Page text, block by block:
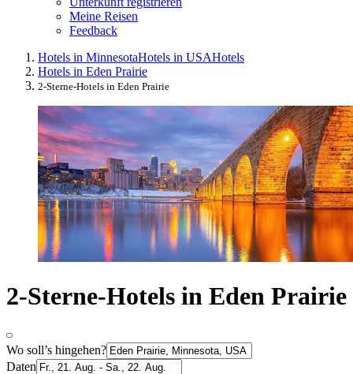
Meine Reisen
Feedback
Hotels in MinnesotaHotels in USAHotels
Hotels in Eden Prairie
2-Sterne-Hotels in Eden Prairie
2-Sterne-Hotels in Eden Prairie
Wo soll’s hingehen?
Daten